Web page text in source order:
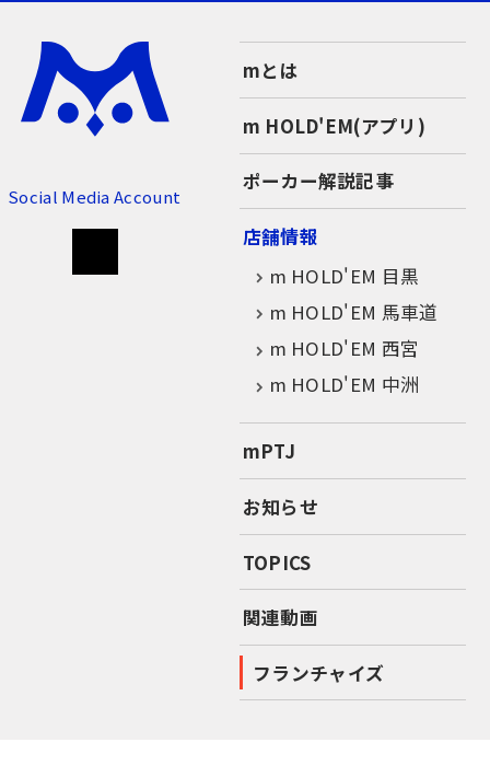
Social Media Account
mとは
m HOLD'EM(アプリ)
ポーカー解説記事
店舗情報
m HOLD'EM 目黒
m HOLD'EM 馬車道
m HOLD'EM 西宮
m HOLD'EM 中洲
mPTJ
お知らせ
TOPICS
関連動画
フランチャイズ